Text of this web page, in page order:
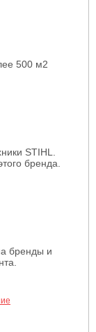
500 м2
STIHL.
бренда.
бренды и